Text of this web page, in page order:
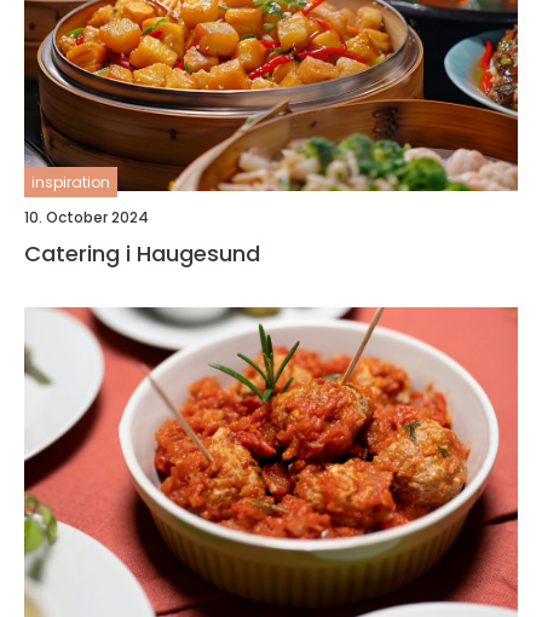
inspiration
10. October 2024
Catering i Haugesund